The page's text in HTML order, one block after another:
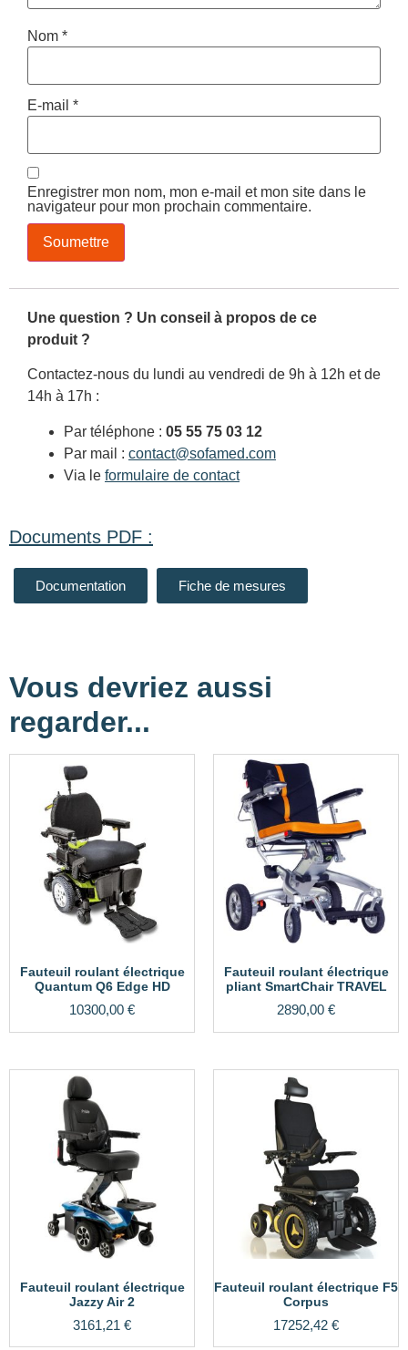
Nom *
E-mail *
Enregistrer mon nom, mon e-mail et mon site dans le
navigateur pour mon prochain commentaire.
Une question ? Un conseil à propos de ce
produit ?
Contactez-nous du lundi au vendredi de 9h à 12h et de
14h à 17h :
Par téléphone : 05 55 75 03 12
Par mail : contact@sofamed.com
Via le formulaire de contact
Documents PDF :
Documentation Fiche de mesures
Vous devriez aussi
regarder...
Fauteuil roulant électrique
Quantum Q6 Edge HD
10300,00 €
Fauteuil roulant électrique
pliant SmartChair TRAVEL
2890,00 €
Fauteuil roulant électrique
Jazzy Air 2
3161,21 €
Fauteuil roulant électrique F5
Corpus
17252,42 €